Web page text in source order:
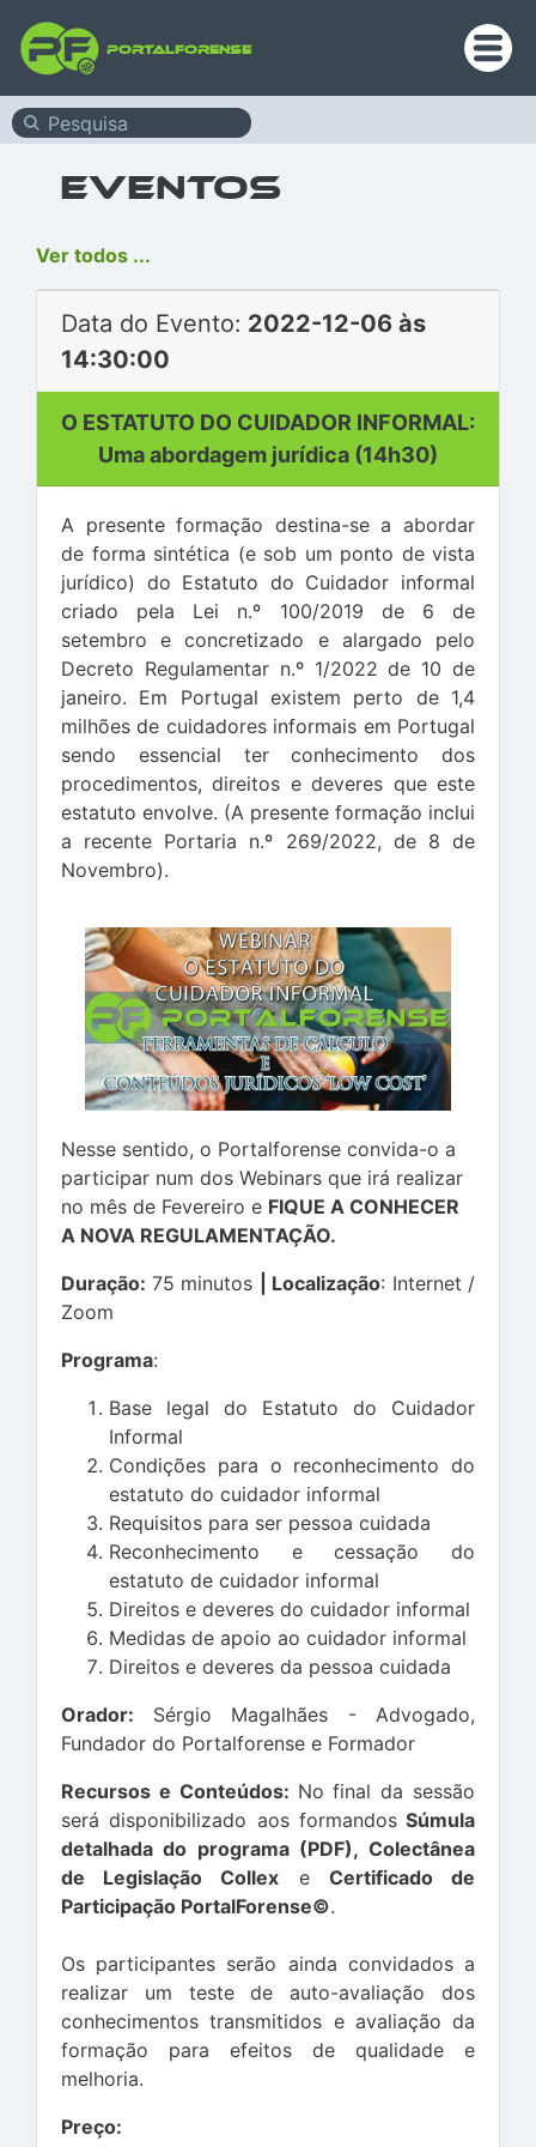
PortalForense
Eventos
Ver todos ...
Data do Evento: 2022-12-06 às
14:30:00
O ESTATUTO DO CUIDADOR INFORMAL:
Uma abordagem jurídica (14h30)
A presente formação destina-se a abordar
de forma sintética (e sob um ponto de vista
jurídico) do Estatuto do Cuidador informal
criado pela Lei n.º 100/2019 de 6 de
setembro e concretizado e alargado pelo
Decreto Regulamentar n.º 1/2022 de 10 de
janeiro. Em Portugal existem perto de 1,4
milhões de cuidadores informais em Portugal
sendo essencial ter conhecimento dos
procedimentos, direitos e deveres que este
estatuto envolve. (A presente formação inclui
a recente Portaria n.º 269/2022, de 8 de
Novembro).
Nesse sentido, o Portalforense convida-o a
participar num dos Webinars que irá realizar
no mês de Fevereiro e FIQUE A CONHECER
A NOVA REGULAMENTAÇÃO.
Duração: 75 minutos | Localização: Internet /
Zoom
Programa:
Base legal do Estatuto do Cuidador
Informal
Condições para o reconhecimento do
estatuto do cuidador informal
Requisitos para ser pessoa cuidada
Reconhecimento e cessação do
estatuto de cuidador informal
Direitos e deveres do cuidador informal
Medidas de apoio ao cuidador informal
Direitos e deveres da pessoa cuidada
Orador: Sérgio Magalhães - Advogado,
Fundador do Portalforense e Formador
Recursos e Conteúdos: No final da sessão
será disponibilizado aos formandosSúmula
detalhada do programa (PDF), Colectânea
de Legislação Collex e Certificado de
Participação PortalForense©.
Os participantes serão ainda convidados a
realizar um teste de auto-avaliação dos
conhecimentos transmitidos e avaliação da
formação para efeitos de qualidade e
melhoria.
Preço: